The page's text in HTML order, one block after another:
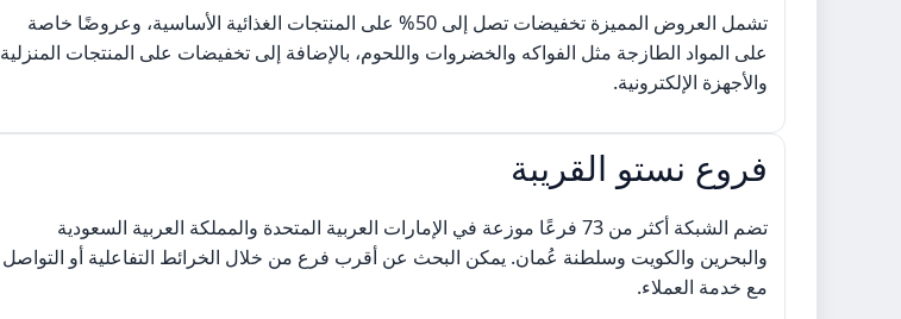
تشمل العروض المميزة تخفيضات تصل إلى 50% على المنتجات الغذائية الأساسية، وعروضًا خاصة
على المواد الطازجة مثل الفواكه والخضروات واللحوم، بالإضافة إلى تخفيضات على المنتجات المنزلية
والأجهزة الإلكترونية.
فروع نستو القريبة
تضم الشبكة أكثر من 73 فرعًا موزعة في الإمارات العربية المتحدة والمملكة العربية السعودية
والبحرين والكويت وسلطنة عُمان. يمكن البحث عن أقرب فرع من خلال الخرائط التفاعلية أو التواصل
مع خدمة العملاء.